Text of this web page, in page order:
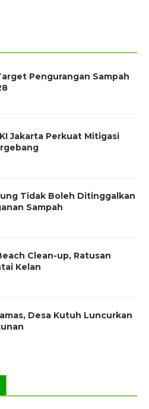
Pengurangan Sampah
Jakarta Perkuat Mitigasi
Tidak Boleh Ditinggalkan
Sampah
Clean-up, Ratusan
Kelan
Desa Kutuh Luncurkan